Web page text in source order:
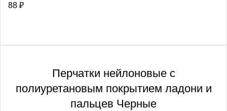
88 ₽
Перчатки нейлоновые с
полиуретановым покрытием ладони и
пальцев Черные